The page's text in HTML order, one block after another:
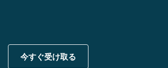
今すぐ受け取る